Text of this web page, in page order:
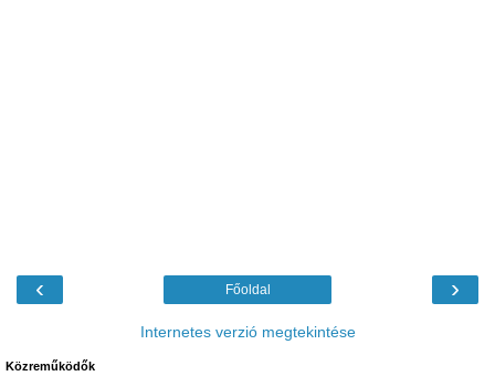
‹ ›
Főoldal
Internetes verzió megtekintése
Közreműködők